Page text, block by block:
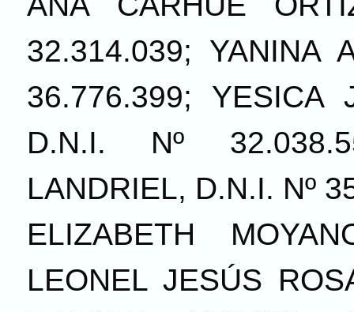
32.314.039; YANINA
36.776.399; YESICA
D.N.I. Nº
LANDRIEL, D.N.I. Nº
ELIZABETH
LEONEL JESÚS